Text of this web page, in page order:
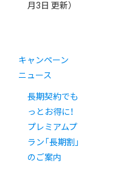
月3日 更新）
キャンペーン
ニュース
長期契約でも
っとお得に！
プレミアムプ
ラン「長期割」
のご案内